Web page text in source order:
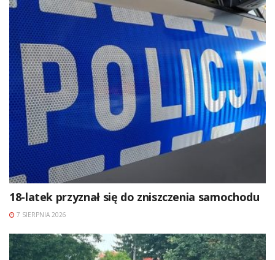
18-latek przyznał się do zniszczenia samochodu
7 SIERPNIA 2026